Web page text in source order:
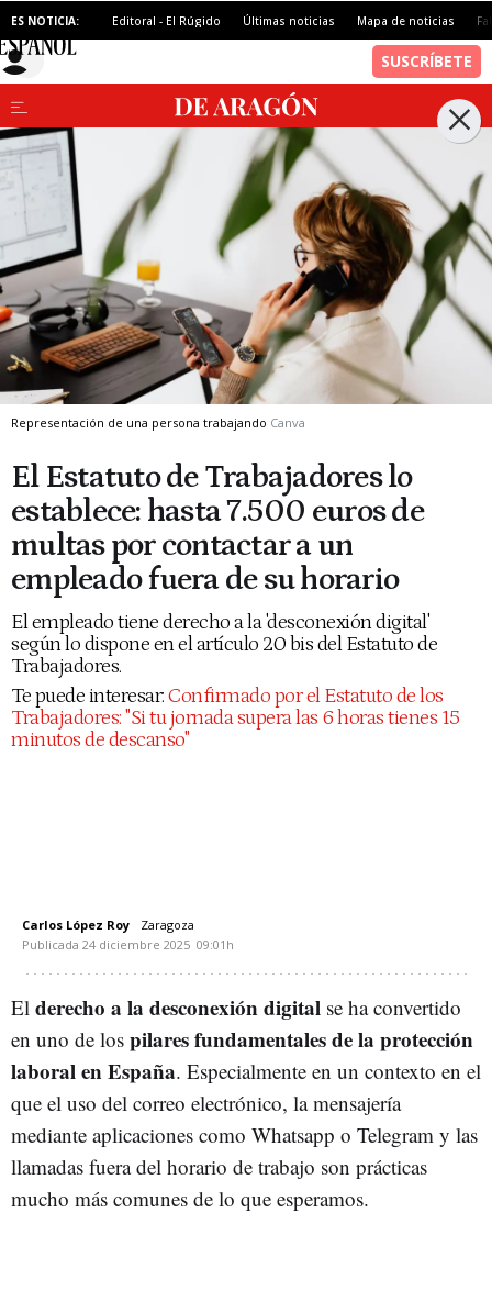
ES NOTICIA: Editoral - El Rúgido Últimas noticias Mapa de noticias
Representación de una persona trabajando Canva
El Estatuto de Trabajadores lo
establece: hasta 7.500 euros de
multas por contactar a un
empleado fuera de su horario
El empleado tiene derecho a la 'desconexión digital'
según lo dispone en el artículo 20 bis del Estatuto de
Trabajadores.
Te puede interesar:Confirmado por el Estatuto de los
Trabajadores: "Si tu jornada supera las 6 horas tienes 15
minutos de descanso"
Carlos López Roy
Zaragoza
Publicada 24 diciembre 2025 09:01h
El derecho a la desconexión digital se ha convertido
en uno de los pilares fundamentales de la protección
laboral en España. Especialmente en un contexto en el
que el uso del correo electrónico, la mensajería
mediante aplicaciones como Whatsapp o Telegram y las
llamadas fuera del horario de trabajo son prácticas
mucho más comunes de lo que esperamos.